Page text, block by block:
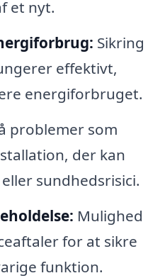
et nyt.
Sikring
effektivt,
energiforbruget.
problemer som
der kan
sundhedsrisici.
Mulighed
for at sikre
funktion.